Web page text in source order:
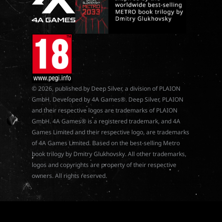
© 2026, published by Deep Silver, a division of PLAION
GmbH. Developed by 4A Games®. Deep Silver, PLAION
and their respective logos are trademarks of PLAION
GmbH. 4A Games® is a registered trademark, and 4A
Games Limited and their respective logo, are trademarks
of 4A Games Limited. Based on the best-selling Metro
book trilogy by Dmitry Glukhovsky. All other trademarks,
logos and copyrights are property of their respective
owners. All rights reserved.